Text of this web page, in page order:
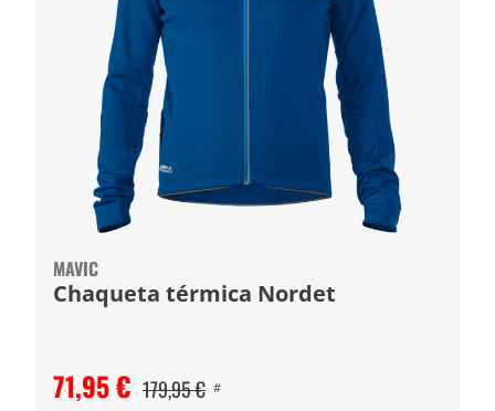
MAVIC
Chaqueta térmica Nordet
71,95 € 179,95 € #